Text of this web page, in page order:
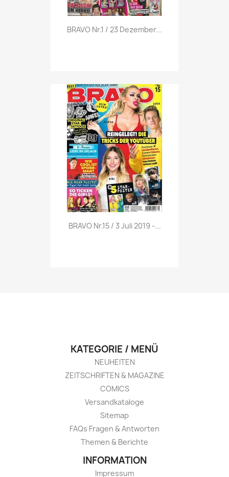
Vorschau
BRAVO Nr.1 / 23 Dezember...
Vorschau
BRAVO Nr.15 / 3 Juli 2019 -...
KATEGORIE / MENÜ
NEUHEITEN
ZEITSCHRIFTEN & MAGAZINE
COMICS
Versandkataloge
Sitemap
FAQs Fragen & Antworten
Themen & Berichte
INFORMATION
Impressum